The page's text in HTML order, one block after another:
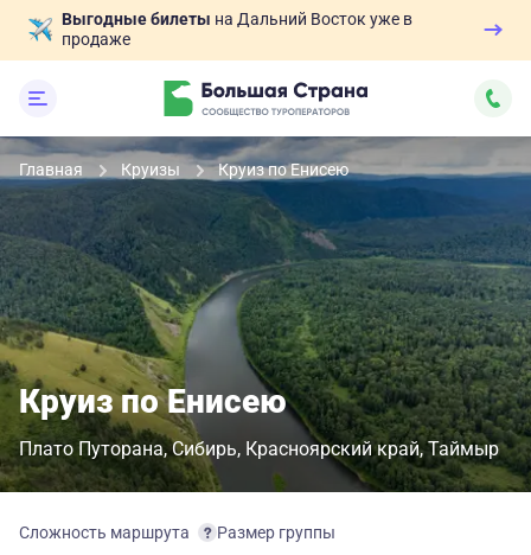
Выгодные билеты на Дальний Восток уже в
продаже
Главная Круизы Круиз по Енисею
Круиз по Енисею
Плато Путорана Сибирь Красноярский край Таймыр
Сложность маршрута Размер группы